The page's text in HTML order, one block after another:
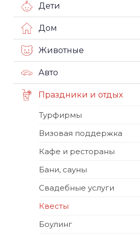
Дети
Дом
Животные
Авто
Праздники и отдых
Турфирмы
Визовая поддержка
Кафе и рестораны
Бани, сауны
Свадебные услуги
Квесты
Боулинг